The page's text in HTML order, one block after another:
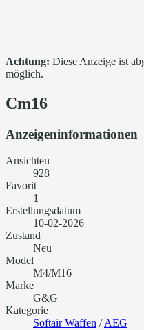
Achtung: Diese Anzeige ist
möglich.
Cm16
Anzeigeninformationen
Ansichten
928
Favorit
1
Erstellungsdatum
10-02-2026
Zustand
Neu
Model
M4/M16
Marke
G&G
Kategorie
Softair Waffen /AEG